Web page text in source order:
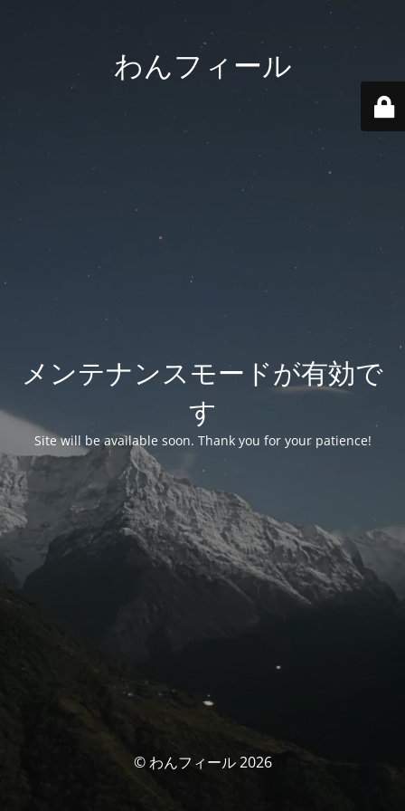
わんフィール
メンテナンスモードが有効で
す
Site will be available soon. Thank you for your patience!
© わんフィール 2026